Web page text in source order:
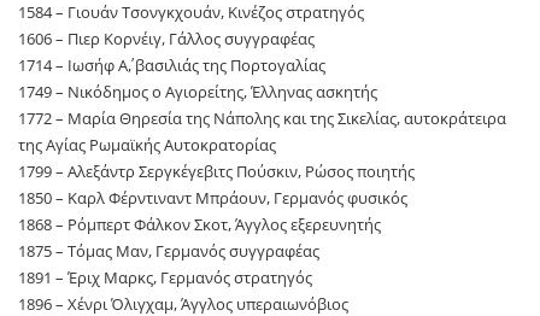
1584 – Γιουάν Τσονγκχουάν, Κινέζος στρατηγός
1606 – Πιερ Κορνέιγ, Γάλλος συγγραφέας
1714 – Ιωσήφ Α΄, βασιλιάς της Πορτογαλίας
1749 – Νικόδημος ο Αγιορείτης, Έλληνας ασκητής
1772 – Μαρία Θηρεσία της Νάπολης και της Σικελίας, αυτοκράτειρα
της Αγίας Ρωμαϊκής Αυτοκρατορίας
1799 – Αλεξάντρ Σεργκέγεβιτς Πούσκιν, Ρώσος ποιητής
1850 – Καρλ Φέρντιναντ Μπράουν, Γερμανός φυσικός
1868 – Ρόμπερτ Φάλκον Σκοτ, Άγγλος εξερευνητής
1875 – Τόμας Μαν, Γερμανός συγγραφέας
1891 – Έριχ Μαρκς, Γερμανός στρατηγός
1896 – Χένρι Όλιγχαμ, Άγγλος υπεραιωνόβιος